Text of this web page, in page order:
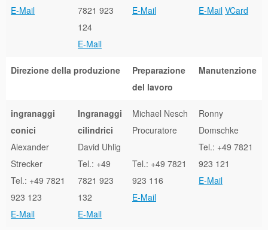
E-Mail
7821 923
124
E-Mail
E-Mail
E-Mail VCard
Direzione della produzione
Preparazione
del lavoro
Manutenzione
ingranaggi
conici
Alexander
Strecker
Tel.: +49 7821
923 123
E-Mail
Ingranaggi
cilindrici
David Uhlig
Tel.: +49
7821 923
132
E-Mail
Michael Nesch
Procuratore
Tel.: +49 7821
923 116
E-Mail
Ronny
Domschke
Tel.: +49 7821
923 121
E-Mail